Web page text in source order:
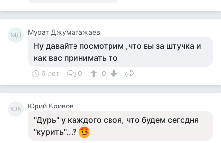
МД Мурат Джумагажаев
Ну давайте посмотрим ,что вы за штучка и
как вас принимать то
6 лет 0 0
ЮК Юрий Кривов
"Дурь" у каждого своя, что будем сегодня
"курить"...?